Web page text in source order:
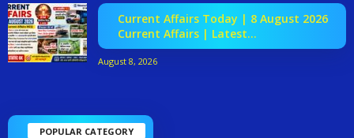
Current Affairs Today | 8 August 2026
Current Affairs | Latest...
August 8, 2026
POPULAR CATEGORY